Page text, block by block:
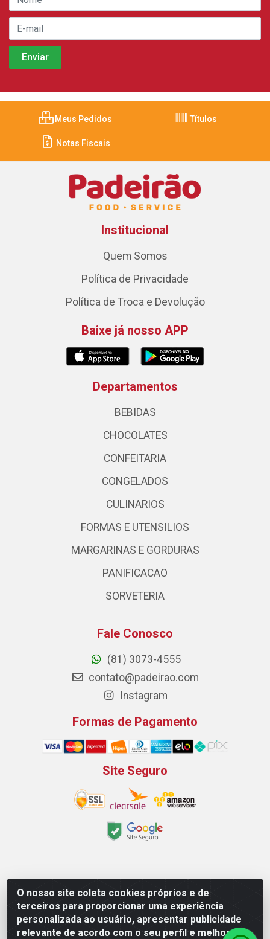
O nosso site coleta cookies próprios e de
terceiros para proporcionar uma experiência
personalizada ao usuário, apresentar publicidade
relevante de acordo com o seu perfil e melhorar a
Meus Pedidos Títulos
Notas Fiscais
Institucional
Quem Somos
Política de Privacidade
Política de Troca e Devolução
Baixe já nosso APP
Departamentos
BEBIDAS
CHOCOLATES
CONFEITARIA
CONGELADOS
CULINARIOS
FORMAS E UTENSILIOS
MARGARINAS E GORDURAS
PANIFICACAO
SORVETERIA
Fale Conosco
(81) 3073-4555
contato@padeirao.com
Instagram
Formas de Pagamento
Site Seguro
Padeirão Comércio de Produtos Para Panificação LTDA -
Rodovia Empresario João Santos Filho, 2425, Gp B1 Bl. 02 -
Muribeca, Jaboatão dos Guararapes/PE - CEP 54.350-100 -
CNPJ 03.042.263/0001-51